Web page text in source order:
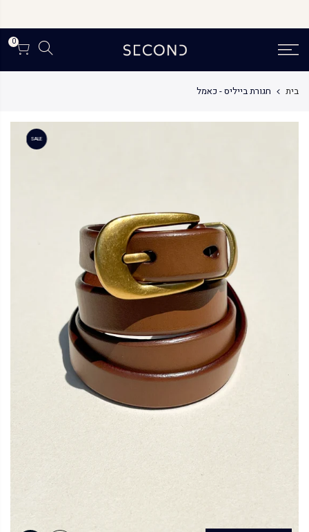
0
בית חגורת בייליס - כאמל
SALE